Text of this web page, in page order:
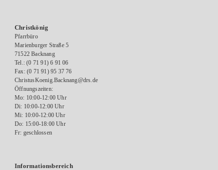
Christkönig
Pfarrbüro
Marienburger Straße 5
71522 Backnang
Tel.: (0 71 91) 6 91 06
Fax: (0 71 91) 95 37 76
ChristusKoenig.Backnang@drs.de
Öffnungszeiten:
Mo: 10:00-12:00 Uhr
Di: 10:00-12:00 Uhr
Mi: 10:00-12:00 Uhr
Do: 15:00-18:00 Uhr
Fr: geschlossen
Informationsbereich